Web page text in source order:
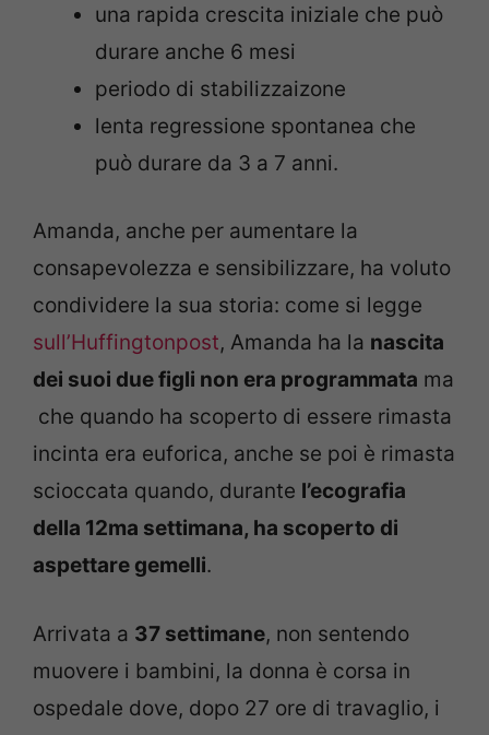
una rapida crescita iniziale che può
durare anche 6 mesi
periodo di stabilizzaizone
lenta regressione spontanea che
può durare da 3 a 7 anni.
Amanda, anche per aumentare la
consapevolezza e sensibilizzare, ha voluto
condividere la sua storia: come si legge
sull’Huffingtonpost, Amanda ha la nascita
dei suoi due figli non era programmata ma
che quando ha scoperto di essere rimasta
incinta era euforica, anche se poi è rimasta
scioccata quando, durante l’ecografia
della 12ma settimana, ha scoperto di
aspettare gemelli.
Arrivata a 37 settimane, non sentendo
muovere i bambini, la donna è corsa in
ospedale dove, dopo 27 ore di travaglio, i